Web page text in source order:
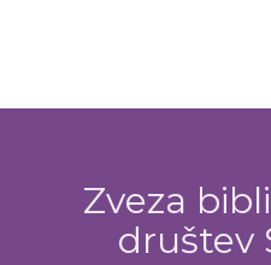
Zveza
društev